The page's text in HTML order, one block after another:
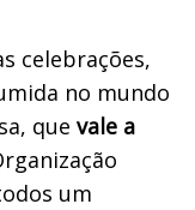
celebrações,
no mundo
que vale a
um